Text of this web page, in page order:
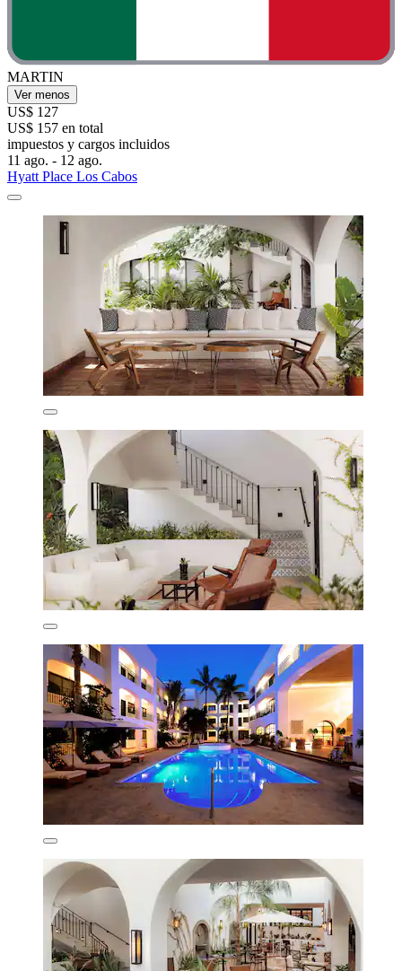
MARTIN
Ver menos
US$ 127
US$ 157 en total
impuestos y cargos incluidos
11 ago. - 12 ago.
Hyatt Place Los Cabos